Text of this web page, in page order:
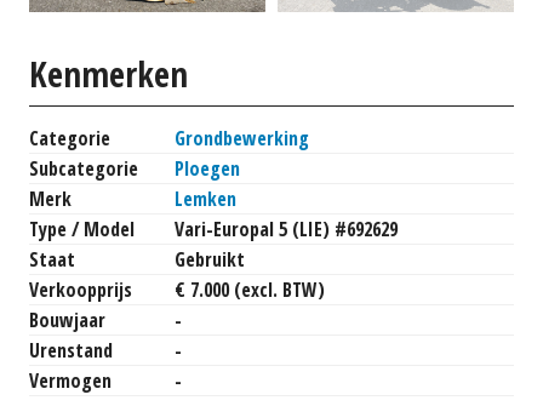
Kenmerken
Categorie
Grondbewerking
Subcategorie
Ploegen
Merk
Lemken
Type / Model
Vari-Europal 5 (LIE) #692629
Staat
Gebruikt
Verkoopprijs
€ 7.000 (excl. BTW)
Bouwjaar
-
Urenstand
-
Vermogen
-